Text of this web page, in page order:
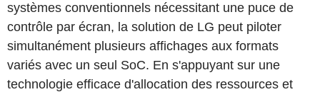
systèmes conventionnels nécessitant une puce de
contrôle par écran, la solution de LG peut piloter
simultanément plusieurs affichages aux formats
variés avec un seul SoC. En s'appuyant sur une
technologie efficace d'allocation des ressources et